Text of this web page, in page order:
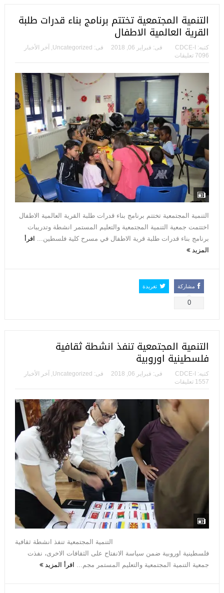
التنمية المجتمعية تختتم برنامج بناء قدرات طلبة
القرية العالمية الاطفال
كتبه: CDCE-I فى: فبراير 06, 2018 فى: Uncategorized
, آخر الأخبار
7096 تعليقات
التنمية المجتمعية تختتم برنامج بناء قدرات طلبة القرية العالمية الاطفال
اختتمت جمعية التنمية المجتمعية والتعليم المستمر انشطة وتدريبات
برنامج بناء قدرات طلبة قرية الاطفال في مسرح كلية فلسطين...
اقرأ
المزيد
مشاركة
0
تغريدة
التنمية المجتمعية تنفذ انشطة ثقافية
فلسطينية اوروبية
كتبه: CDCE-I فى: فبراير 06, 2018 فى: Uncategorized
, آخر الأخبار
1557 تعليقات
التنمية المجتمعية تنفذ انشطة ثقافية
فلسطينية اوروبية ضمن سياسة الانفتاح على الثقافات الاخرى، نفذت
جمعية التنمية المجتمعية والتعليم المستمر مجم... اقرأ المزيد